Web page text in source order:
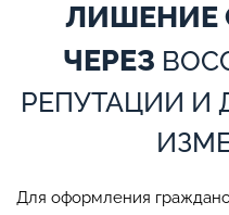
ЛИШЕНИЕ
ЧЕРЕЗ
РЕПУТАЦИИ И
Для оформления